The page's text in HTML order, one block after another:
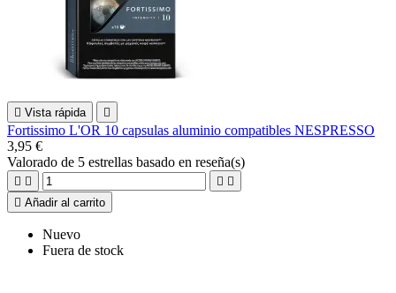
 Vista rápida 
Fortissimo L'OR 10 capsulas aluminio compatibles NESPRESSO
3,95 €
Valorado de 5 estrellas basado en reseña(s)
   
 Añadir al carrito
Nuevo
Fuera de stock